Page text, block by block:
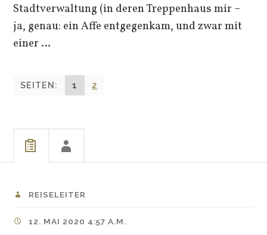
Stadtverwaltung (in deren Treppenhaus mir –
ja, genau: ein Affe entgegenkam, und zwar mit
einer …
SEITEN: 1 2
REISELEITER
12. MAI 2020 4:57 A.M.